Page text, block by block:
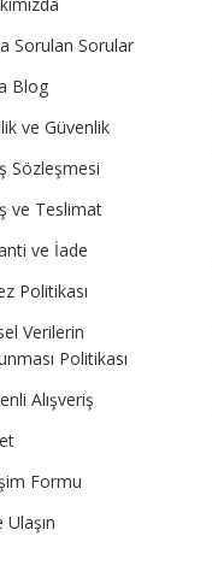
Sorulan Sorular
Blog
ve Güvenlik
Sözleşmesi
ve Teslimat
ve İade
Politikası
Verilerin
Politikası
Alışveriş
Formu
Ulaşın